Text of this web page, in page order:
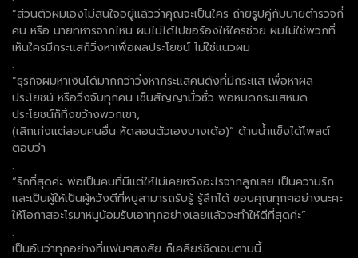
“ส่วนตัวผมเองไม่สนใจอยู่แล้วว่าคุณจะเป็นใคร ถ่ายรูปคู่กับนายตำรวจกี่
คน หรือ นายทหารจากไหน ผมไม่ได้ไปขอร้องให้ใครช่วย ผมไม่ใช่พวกที่
เห็นใครมีกระแสก็วิ่งหาเพื่อผลประโยชน์ ไม่ใช่แนวผม
.
“ธุรกิจผมหาเงินได้มากกว่าวิ่งหากระแสคนดังที่มีกระแส เพื่อหาผล
ประโยชน์ หรือวิ่งจับทุกคน เซ็นสัญญามั่วซั่ว พอหมดกระแสหมด
ประโยชน์ก็ทิ้งขว้างพวกเขา,
(เลิกเก่งแต่สอนคนอื่น หัดสอนตัวเองบางเด้อ)” ด้านน้ำแข็งได้โพสต์
ตอบว่า
.
“รักที่สุดค่ะ พ่อเป็นคนที่มีแต่ให้ไม่เคยหวังอะไรจากลูกเลย เป็นความรัก
และเป็นผู้ให้เป็นผู้หวังดีที่หนูสามารถรับรู้ รู้สึกได้ ขอบคุณทุกๆอย่างนะคะ
ให้โอกาสอะไรมาหนูน้อมรับเอาทุกอย่างเลยแล้วจะทำให้ดีที่สุดค่ะ”
.
เป็นอันว่าทุกอย่างที่แฟนๆสงสัย ก็เคลียร์ชัดเจนตามนี้..